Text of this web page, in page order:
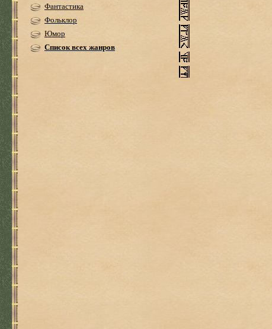
Фантастика
Фольклор
Юмор
Список всех жанров